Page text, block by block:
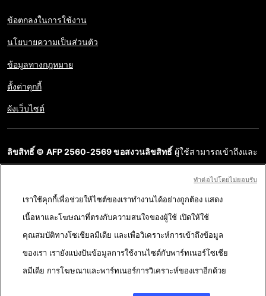
ข้อตกลงในการใช้งาน
นโยบายความเป็นส่วนตัว
ข้อมูลทางกฎหมาย
ตั้งค่าคุกกี้
ผังเว็บไซต์
ลิขสิทธิ์ © AFP 2560-2569 ขอสงวนลิขสิทธิ์ ผู้ใช้สามารถเข้าถึงและ
นำเนื้อหาบนเว็บไซต์ของ AFP ไปเผยแพร่ต่อโดยไม่ได้รับอนุญาตก่อน
ในวัตถุประสงค์อื่น โดยเฉพาะการนำไปผลิตซ้ำ การใช้เพื่อสื่อสารกับ
สาธารณะ หรือการเผยแพร่เนื้อหาบนเว็บไซต์ ทั้งในบางส่วนหรือ
ทั้งหมด โดย AFP ไม่ได้รับสิทธิ์ใดๆ จากเจ้าของลิขสิทธิ์สำหรับเนื้อหา
ของบุคคลที่สามนี้และจะไม่รับผิดชอบใดๆ ในเรื่องนี้ AFP และ
สัญลักษณ์เป็นเครื่องหมายที่ได้รับการจดทะเบียนการค้า
เราใช้คุกกี้เพื่อช่วยให้ไซต์ของเราทำงานได้อย่างถูกต้อง แสดง
เนื้อหาและโฆษณาที่ตรงกับความสนใจของผู้ใช้ เปิดให้ใช้
คุณสมบัติทางโซเชียลมีเดีย และเพื่อวิเคราะห์การเข้าถึงข้อมูล
ของเรา เรายังแบ่งปันข้อมูลการใช้งานไซต์กับพาร์ทเนอร์โซเชีย
ลมีเดีย การโฆษณาและพาร์ทเนอร์การวิเคราะห์ของเราอีกด้วย
ทําต่อไปโดยไม่ยอมรับ